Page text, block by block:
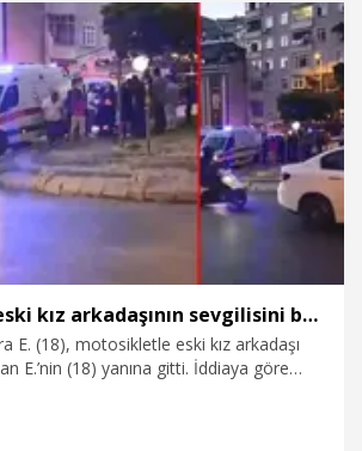
Kağıthane’de eski kız arkadaşının sevgilisini bacağından bıçakladı
E. (18), motosikletle eski kız arkadaşı
E.’nin (18) yanına gitti. İddiaya göre